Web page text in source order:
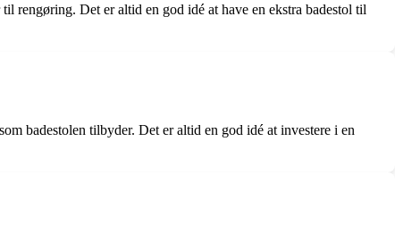
rengøring. Det er altid en god idé at have en ekstra badestol til
badestolen tilbyder. Det er altid en god idé at investere i en